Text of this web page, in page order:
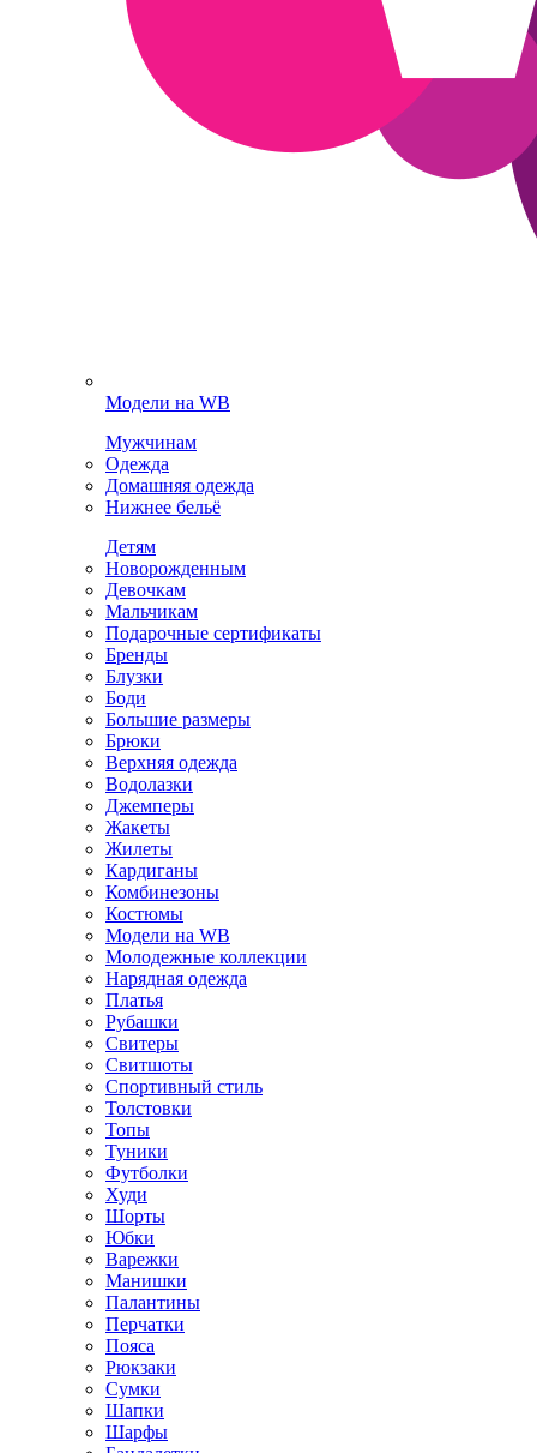
Модели на WB
Мужчинам
Одежда
Домашняя одежда
Нижнее бельё
Детям
Новорожденным
Девочкам
Мальчикам
Подарочные сертификаты
Бренды
Блузки
Боди
Большие размеры
Брюки
Верхняя одежда
Водолазки
Джемперы
Жакеты
Жилеты
Кардиганы
Комбинезоны
Костюмы
Модели на WB
Молодежные коллекции
Нарядная одежда
Платья
Рубашки
Свитеры
Свитшоты
Спортивный стиль
Толстовки
Топы
Туники
Футболки
Худи
Шорты
Юбки
Варежки
Манишки
Палантины
Перчатки
Пояса
Рюкзаки
Сумки
Шапки
Шарфы